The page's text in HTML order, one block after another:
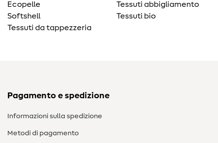
Ecopelle
Softshell
Tessuti da tappezzeria
Tessuti abbigliamento
Tessuti bio
Pagamento e spedizione
Informazioni sulla spedizione
Metodi di pagamento